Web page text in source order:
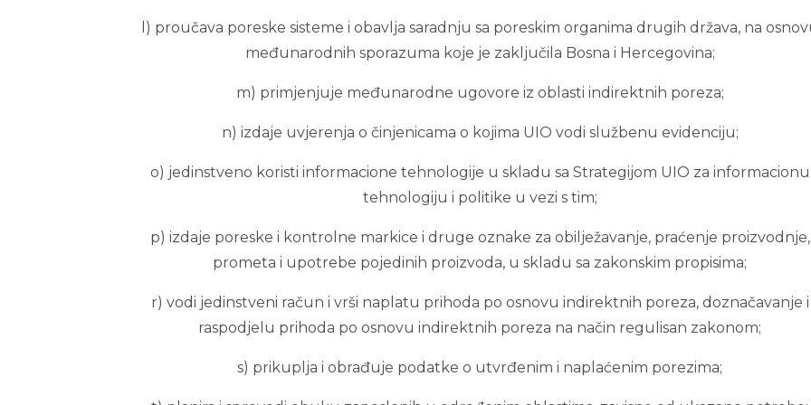
l) proučava poreske sisteme i obavlja saradnju sa poreskim organima drugih država, na
međunarodnih sporazuma koje je zaključila Bosna i Hercegovina;
m) primjenjuje međunarodne ugovore iz oblasti indirektnih poreza;
n) izdaje uvjerenja o činjenicama o kojima UIO vodi službenu evidenciju;
o) jedinstveno koristi informacione tehnologije u skladu sa Strategijom UIO za informacionu
tehnologiju i politike u vezi s tim;
p) izdaje poreske i kontrolne markice i druge oznake za obilježavanje, praćenje proizvodnje,
prometa i upotrebe pojedinih proizvoda, u skladu sa zakonskim propisima;
r) vodi jedinstveni račun i vrši naplatu prihoda po osnovu indirektnih poreza, doznačavanje i
raspodjelu prihoda po osnovu indirektnih poreza na način regulisan zakonom;
s) prikuplja i obrađuje podatke o utvrđenim i naplaćenim porezima;